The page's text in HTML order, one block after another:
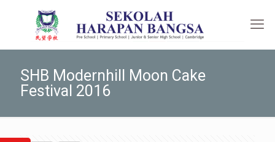
SHB Modernhill Moon Cake
Festival 2016